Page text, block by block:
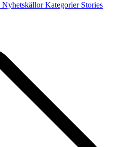
NyhetskällorKategorier Stories